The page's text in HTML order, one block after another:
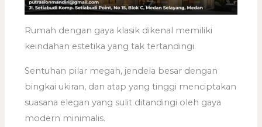
Rumah dengan gaya klasik dikenal memiliki
keindahan estetika yang tak tertandingi.
Sentuhan pilar megah, jendela besar dengan
bingkai ukiran, dan atap yang tinggi menciptakan
suasana elegan yang sulit ditandingi oleh gaya
modern minimalis.